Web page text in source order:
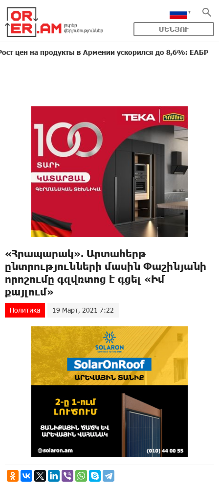
ՄԵՆՅՈՒ
продукты в Армении ускорился до 8,6%: ЕАБР 16:39
«Հրապարակ». Արտահերթ
ընտրությունների մասին Փաշինյանի
որոշումը գզվռտոց է գցել «Իմ
քայլում»
Политика 19 Март, 2021 7:22